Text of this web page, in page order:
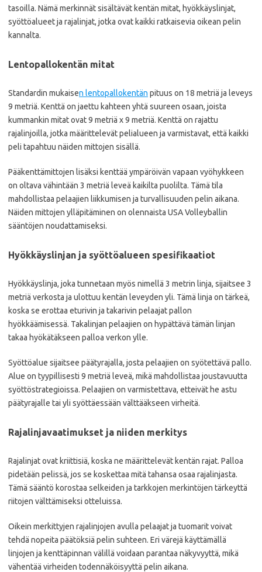
tasoilla. Nämä merkinnät sisältävät kentän mitat, hyökkäyslinjat,
syöttöalueet ja rajalinjat, jotka ovat kaikki ratkaisevia oikean pelin
kannalta.
Lentopallokentän mitat
Standardin mukaisen lentopallokentän pituus on 18 metriä ja leveys
9 metriä. Kenttä on jaettu kahteen yhtä suureen osaan, joista
kummankin mitat ovat 9 metriä x 9 metriä. Kenttä on rajattu
rajalinjoilla, jotka määrittelevät pelialueen ja varmistavat, että kaikki
peli tapahtuu näiden mittojen sisällä.
Pääkenttämittojen lisäksi kenttää ympäröivän vapaan vyöhykkeen
on oltava vähintään 3 metriä leveä kaikilta puolilta. Tämä tila
mahdollistaa pelaajien liikkumisen ja turvallisuuden pelin aikana.
Näiden mittojen ylläpitäminen on olennaista USA Volleyballin
sääntöjen noudattamiseksi.
Hyökkäyslinjan ja syöttöalueen spesifikaatiot
Hyökkäyslinja, joka tunnetaan myös nimellä 3 metrin linja, sijaitsee 3
metriä verkosta ja ulottuu kentän leveyden yli. Tämä linja on tärkeä,
koska se erottaa eturivin ja takarivin pelaajat pallon
hyökkäämisessä. Takalinjan pelaajien on hypättävä tämän linjan
takaa hyökätäkseen palloa verkon ylle.
Syöttöalue sijaitsee päätyrajalla, josta pelaajien on syötettävä pallo.
Alue on tyypillisesti 9 metriä leveä, mikä mahdollistaa joustavuutta
syöttöstrategioissa. Pelaajien on varmistettava, etteivät he astu
päätyrajalle tai yli syöttäessään välttääkseen virheitä.
Rajalinjavaatimukset ja niiden merkitys
Rajalinjat ovat kriittisiä, koska ne määrittelevät kentän rajat. Palloa
pidetään pelissä, jos se koskettaa mitä tahansa osaa rajalinjasta.
Tämä sääntö korostaa selkeiden ja tarkkojen merkintöjen tärkeyttä
riitojen välttämiseksi otteluissa.
Oikein merkittyjen rajalinjojen avulla pelaajat ja tuomarit voivat
tehdä nopeita päätöksiä pelin suhteen. Eri värejä käyttämällä
linjojen ja kenttäpinnan välillä voidaan parantaa näkyvyyttä, mikä
vähentää virheiden todennäköisyyttä pelin aikana.